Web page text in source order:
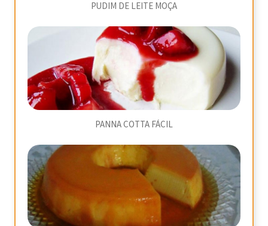
PUDIM DE LEITE MOÇA
PANNA COTTA FÁCIL